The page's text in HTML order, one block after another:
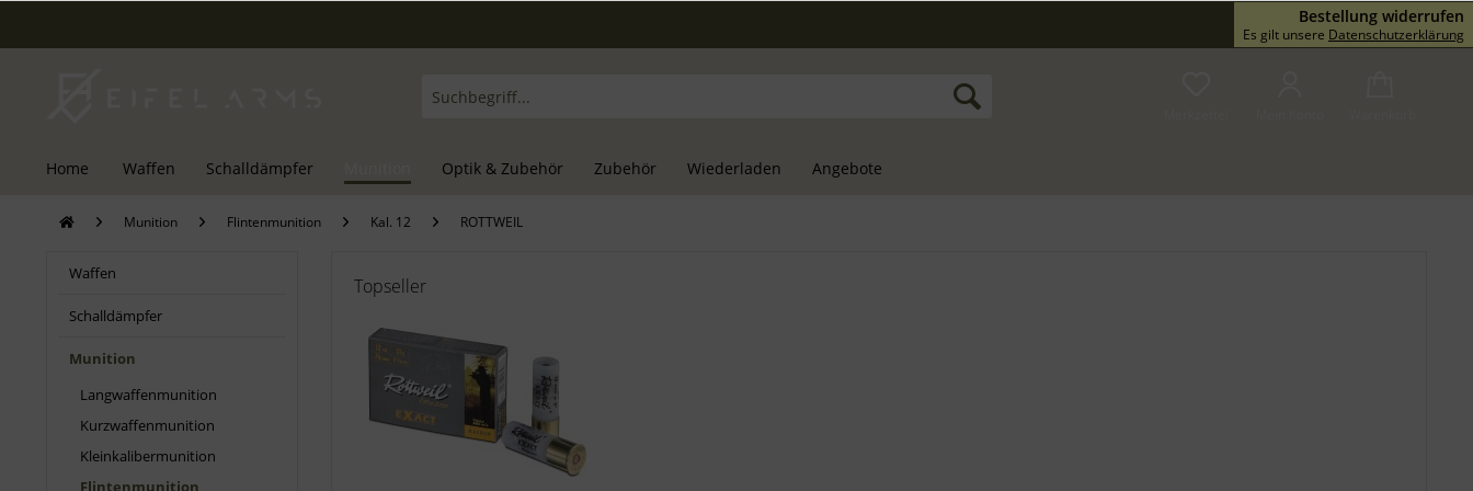
Service/Hilfe
Home Waffen Schalldämpfer Optik & Zubehör Zubehör Wiederladen Angebote
Munition Flintenmunition Kal. 12 ROTTWEIL
Waffen
Schalldämpfer
Munition
Langwaffenmunition
Kurzwaffenmunition
Kleinkalibermunition
Flintenmunition
Topseller
Bestellung widerrufen
Es gilt unsere Datenschutzerklärung